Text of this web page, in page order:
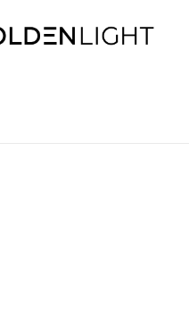
content